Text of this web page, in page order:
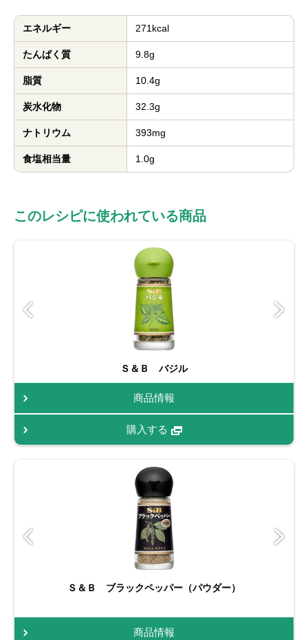
エネルギー 271kcal
たんぱく質 9.8g
脂質 10.4g
炭水化物 32.3g
ナトリウム 393mg
食塩相当量 1.0g
このレシピに使われている商品
Ｓ＆Ｂ バジル
商品情報
購入する
Ｓ＆Ｂ ブラックペッパー（パウダー）
商品情報